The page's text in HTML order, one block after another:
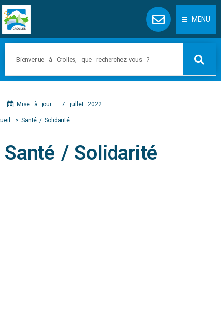
MENU
Mise à jour : 7 juillet 2022
Santé / Solidarité
Santé / Solidarité
Panneau de gestion des cookies